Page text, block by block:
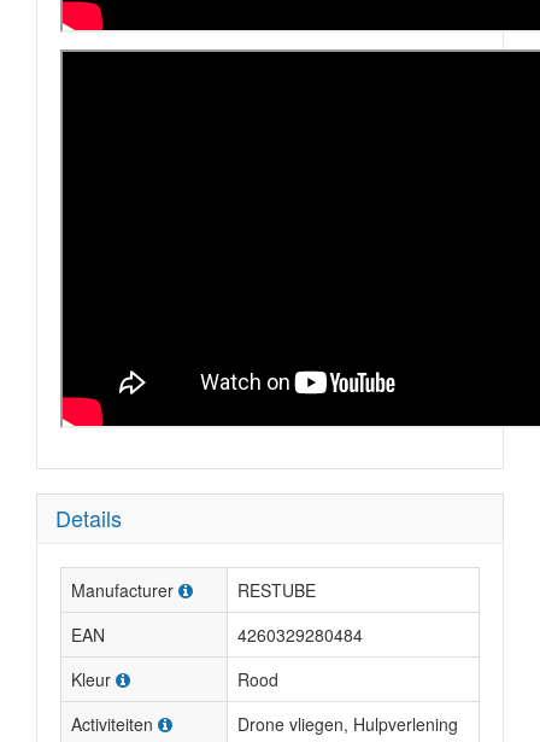
Details
Manufacturer
RESTUBE
EAN
4260329280484
Kleur
Rood
Activiteiten
Drone vliegen, Hulpverlening